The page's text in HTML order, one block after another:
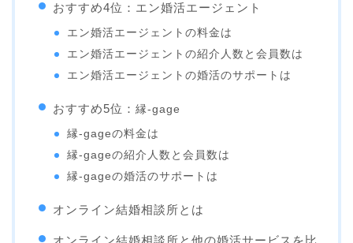
おすすめ4位：エン婚活エージェント
エン婚活エージェントの料金は
エン婚活エージェントの紹介人数と会員数は
エン婚活エージェントの婚活のサポートは
おすすめ5位： 縁-gage
縁-gageの料金は
縁-gageの紹介人数と会員数は
縁-gageの婚活のサポートは
オンライン結婚相談所とは
オンライン結婚相談所と他の婚活サービスを比